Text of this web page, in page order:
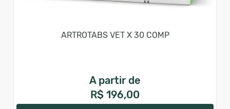
ARTROTABS VET X 30 COMP
A partir de
R$ 196,00